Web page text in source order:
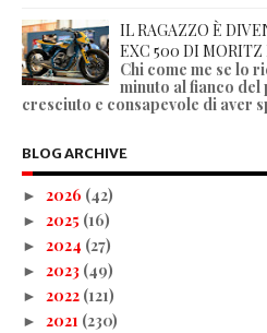
IL RAGAZZO È
EXC 500 DI MORITZ
Chi come me se lo
minuto al fianco
cresciuto e consapevole di aver
BLOG ARCHIVE
► 2026 (42)
► 2025 (16)
► 2024 (27)
► 2023 (49)
► 2022 (121)
► 2021 (230)